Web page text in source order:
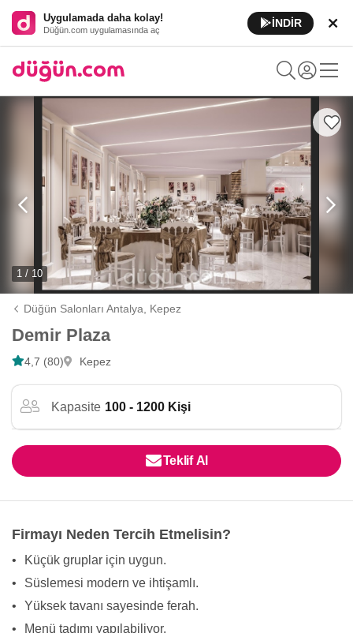
Uygulamada daha kolay!
Düğün.com uygulamasında aç
İNDİR
1 / 10
Düğün Salonları Antalya, Kepez
Demir Plaza
4,7 (80) Kepez
Kapasite 100 - 1200 Kişi
Teklif Al
Firmayı Neden Tercih Etmelisin?
•
Küçük gruplar için uygun.
•
Süslemesi modern ve ihtişamlı.
•
Yüksek tavanı sayesinde ferah.
•
Menü tadımı yapılabiliyor.